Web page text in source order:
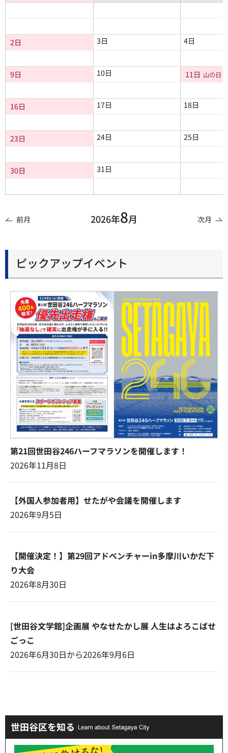
2日 3日 4日
9日 10日 11日 山の日
16日 17日 18日
23日 24日 25日
30日 31日
前月 2026年8月 次月
ピックアップイベント
第21回世田谷246ハーフマラソンを開催します！
2026年11月8日
【外国人参加者用】せたがや会議を開催します
2026年9月5日
【開催決定！】第29回アドベンチャーin多摩川いかだ下
り大会
2026年8月30日
[世田谷文学館]企画展 やなせたかし展 人生はよろこばせ
ごっこ
2026年6月30日から2026年9月6日
世田谷区を知る